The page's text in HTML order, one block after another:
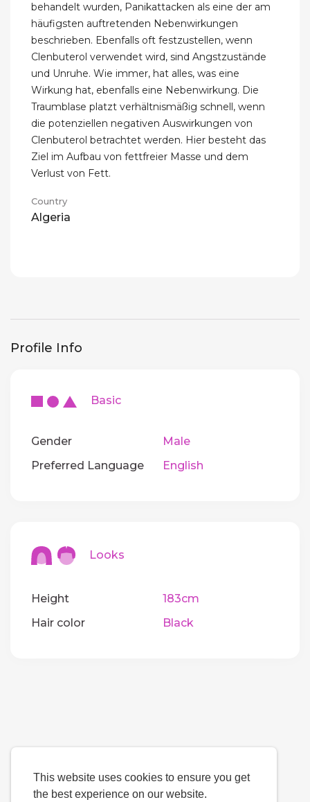
This website uses cookies to ensure you get
the best experience on our website.
behandelt wurden, Panikattacken als eine der am
häufigsten auftretenden Nebenwirkungen
beschrieben. Ebenfalls oft festzustellen, wenn
Clenbuterol verwendet wird, sind Angstzustände
und Unruhe. Wie immer, hat alles, was eine
Wirkung hat, ebenfalls eine Nebenwirkung. Die
Traumblase platzt verhältnismäßig schnell, wenn
die potenziellen negativen Auswirkungen von
Clenbuterol betrachtet werden. Hier besteht das
Ziel im Aufbau von fettfreier Masse und dem
Verlust von Fett.
Country
Algeria
Profile Info
Basic
Gender
Male
Preferred Language
English
Looks
Height
183cm
Hair color
Black